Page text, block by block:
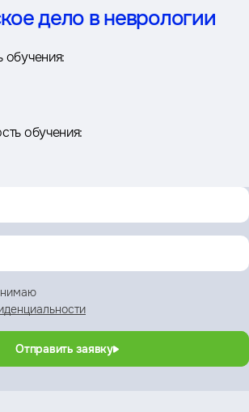
дело в неврологии
обучения:
обучения:
Отправить заявку